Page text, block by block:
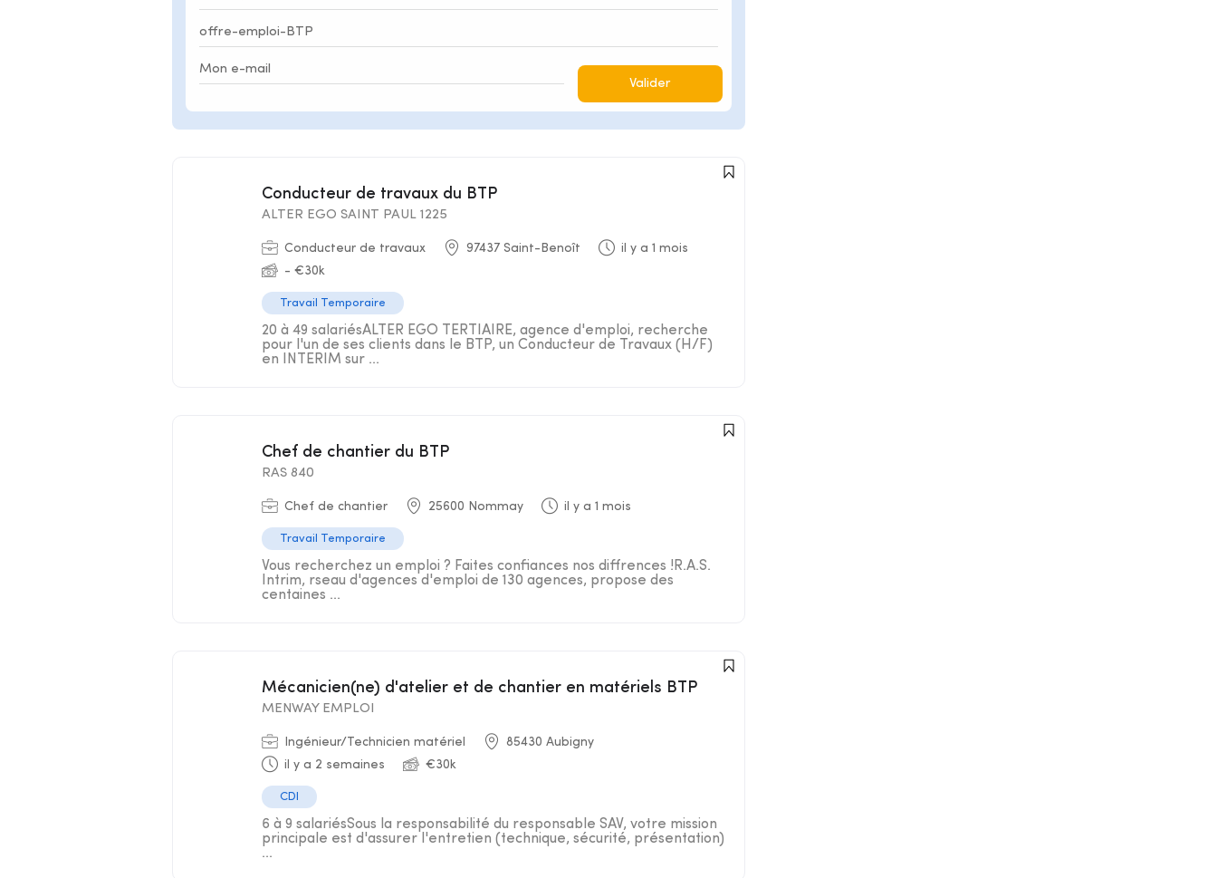
Valider
Conducteur de travaux du BTP
ALTER EGO SAINT PAUL 1225
Conducteur de travaux 97437 Saint-Benoît
il y a 1 mois
- €30k
Travail Temporaire
20 à 49 salariésALTER EGO TERTIAIRE, agence d'emploi, recherche
pour l'un de ses clients dans le BTP, un Conducteur de Travaux (H/F)
en INTERIM sur ...
Chef de chantier du BTP
RAS 840
Chef de chantier 25600 Nommay il y a 1 mois
Travail Temporaire
Vous recherchez un emploi ? Faites confiances nos diffrences !R.A.S.
Intrim, rseau d'agences d'emploi de 130 agences, propose des
centaines ...
Mécanicien(ne) d'atelier et de chantier en matériels BTP
MENWAY EMPLOI
Ingénieur/Technicien matériel
85430 Aubigny
il y a 2 semaines
€30k
CDI
6 à 9 salariésSous la responsabilité du responsable SAV, votre mission
principale est d'assurer l'entretien (technique, sécurité, présentation)
...